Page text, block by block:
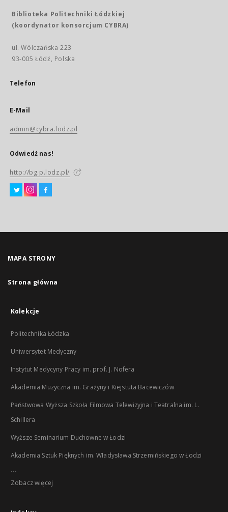
Biblioteka Politechniki Łódzkiej
(koordynator konsorcjum CYBRA)
ul. Wólczańska 223
93-005 Łódź, Polska
Telefon
E-Mail
admin@cybra.lodz.pl
Odwiedź nas!
http://bg.p.lodz.pl/
MAPA STRONY
Strona główna
Kolekcje
Politechnika Łódzka
Uniwersytet Medyczny
Instytut Medycyny Pracy im. prof. J. Nofera
Akademia Muzyczna im. Grażyny i Kiejstuta Bacewiczów
Państwowa Wyższa Szkoła Filmowa Telewizyjna i Teatralna im. L.
Schillera
Wyższe Seminarium Duchowne w Łodzi
Akademia Sztuk Pięknych im. Władysława Strzemińskiego w Łodzi
...
Zobacz więcej